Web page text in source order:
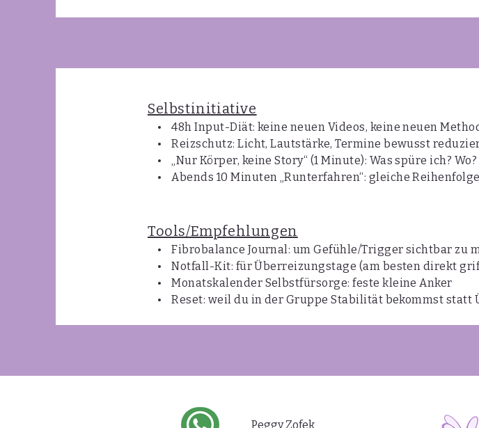
Selbstinitiative
• 48h Input-Diät: keine neuen Videos, keine neuen
• Reizschutz: Licht, Lautstärke, Termine bewusst
• „Nur Körper, keine Story“ (1 Minute): Was spüre ich?
• Abends 10 Minuten „Runterfahren“: gleiche
Tools/Empfehlungen
• Fibrobalance Journal: um Gefühle/Trigger sichtbar zu
• Notfall-Kit: für Überreizungstage (am besten direkt
• Monatskalender Selbstfürsorge: feste kleine Anker
• Reset: weil du in der Gruppe Stabilität bekommst statt
Peggy Zofek